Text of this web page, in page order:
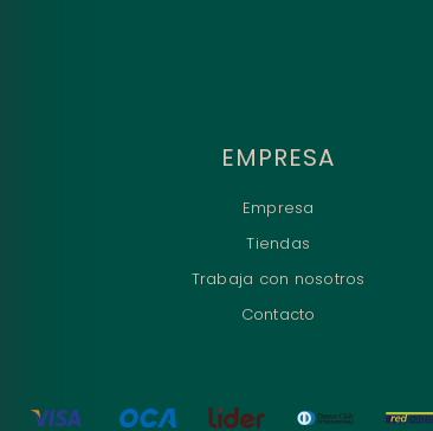
EMPRESA
Empresa
Tiendas
Trabaja con nosotros
Contacto